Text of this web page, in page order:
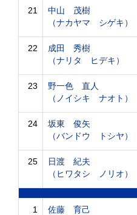
21
中山 茂樹
（ナカヤマ シゲキ）
22
成田 秀樹
（ナリタ ヒデキ）
23
野一色 直人
（ノイシキ ナオト）
24
坂東 俊矢
（バンドウ トシヤ）
25
日渡 紀夫
（ヒワタシ ノリオ）
1 佐藤 育己